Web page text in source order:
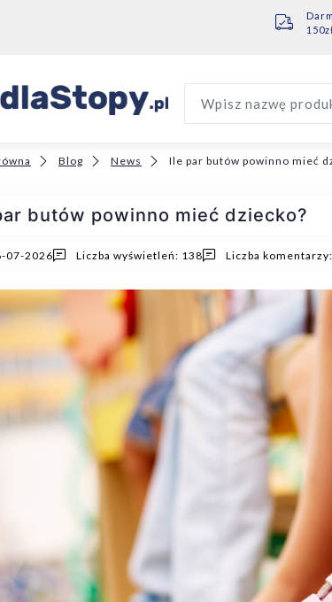
150zł
Wpisz nazwę
Blog News Ile par butów powinno mieć
butów powinno mieć dziecko?
07-2026 Liczba wyświetleń: 138 Liczba